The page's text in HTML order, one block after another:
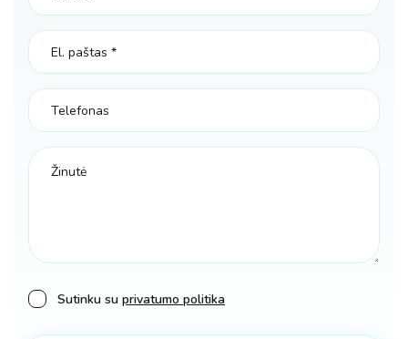
Sutinku su privatumo politika